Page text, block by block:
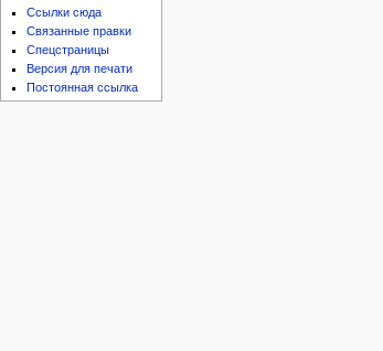
Ссылки сюда
Связанные правки
Спецстраницы
Версия для печати
Постоянная ссылка